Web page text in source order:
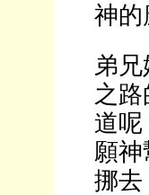
神的
弟
之
道呢
願
挪去